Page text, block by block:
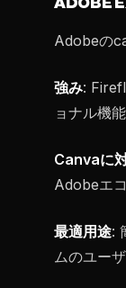
ADOBE
Adobeの
強み:
ョナル機能
Canvaに
Adobeエ
最適用途:
ムのユーザ